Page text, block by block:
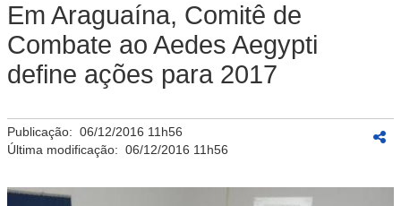
Em Araguaína, Comitê de
Combate ao Aedes Aegypti
define ações para 2017
Publicação: 06/12/2016 11h56
Última modificação: 06/12/2016 11h56